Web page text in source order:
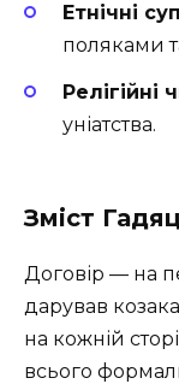
Етнічні
поляками
Релігійні
уніатства.
Зміст
Договір — на
дарував
на кожній
всього